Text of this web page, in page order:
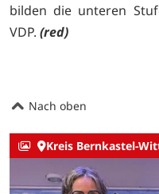
bilden die unteren
VDP. (red)
Nach oben
Kreis Bernkastel-